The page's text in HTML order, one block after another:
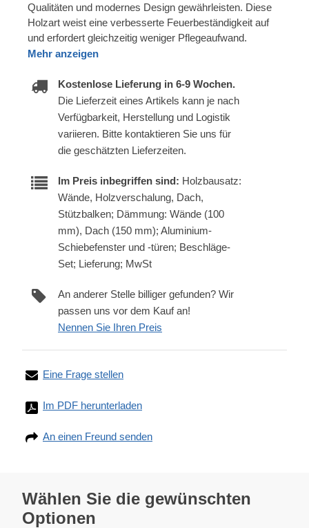
Qualitäten und modernes Design gewährleisten. Diese
Holzart weist eine verbesserte Feuerbeständigkeit auf
und erfordert gleichzeitig weniger Pflegeaufwand.
Mehr anzeigen
Kostenlose Lieferung in 6-9 Wochen.
Die Lieferzeit eines Artikels kann je nach
Verfügbarkeit, Herstellung und Logistik
variieren. Bitte kontaktieren Sie uns für
die geschätzten Lieferzeiten.
Im Preis inbegriffen sind: Holzbausatz:
Wände, Holzverschalung, Dach,
Stützbalken; Dämmung: Wände (100
mm), Dach (150 mm); Aluminium-
Schiebefenster und -türen; Beschläge-
Set; Lieferung; MwSt
An anderer Stelle billiger gefunden? Wir
passen uns vor dem Kauf an!
Nennen Sie Ihren Preis
Eine Frage stellen
Im PDF herunterladen
An einen Freund senden
Wählen Sie die gewünschten
Optionen